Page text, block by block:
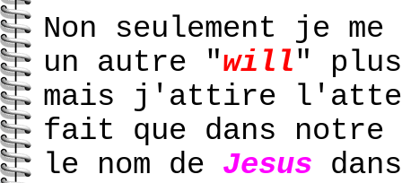
Non seulement je
un autre "will"
mais j'attire
fait que dans notre
le nom de Jesus